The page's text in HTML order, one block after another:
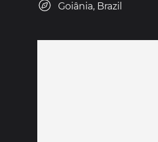
Goiânia, Brazil